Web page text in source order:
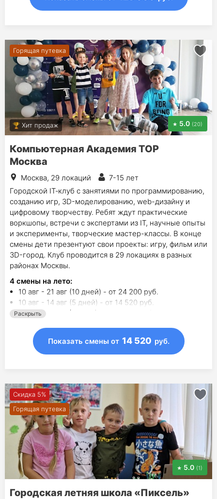
Горящая путевка
Хит продаж 5.0 (20)
Компьютерная Академия TOP
Москва
Москва, 29 локаций
7-15 лет
Городской IT‑клуб c занятиями по программированию,
созданию игр, 3D-моделированию, web-дизайну и
цифровому творчеству. Ребят ждут практические
воркшопы, встречи с экспертами из IT, научные опыты
и эксперименты, творческие мастер-классы. В конце
смены дети презентуют свои проекты: игру, фильм или
3D-город. Клуб проводится в 29 локациях в разных
районах Москвы.
4 смены на лето:
10 авг - 21 авг (10 дней) - от 24 200 руб.
10 авг - 14 авг (5 дней) - от 14 520 руб.
17 авг - 21 авг (5 дней) - от 14 520 руб.
Раскрыть
Показать смены от 14 520 руб.
Скидка 5%
Горящая путевка
5.0 (1)
Городская летняя школа «Пиксель»